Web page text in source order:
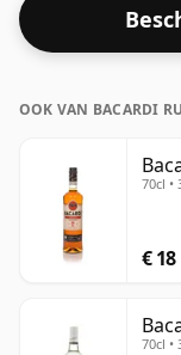
OOK VAN BACARDI
70cl •
€ 18
70cl •